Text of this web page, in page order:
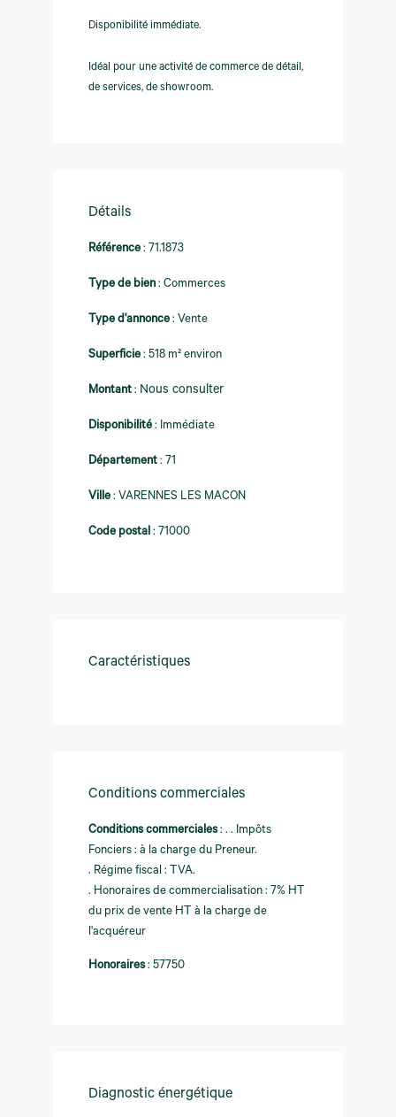
Disponibilité immédiate.
Idéal pour une activité de commerce de détail,
de services, de showroom.
Détails
Référence : 71.1873
Type de bien : Commerces
Type d'annonce : Vente
Superficie : 518 m² environ
Montant : Nous consulter
Disponibilité : Immédiate
Département : 71
Ville : VARENNES LES MACON
Code postal : 71000
Caractéristiques
Conditions commerciales
Conditions commerciales : . . Impôts
Fonciers : à la charge du Preneur.
. Régime fiscal : TVA.
. Honoraires de commercialisation : 7% HT
du prix de vente HT à la charge de
l'acquéreur
Honoraires : 57750
Diagnostic énergétique